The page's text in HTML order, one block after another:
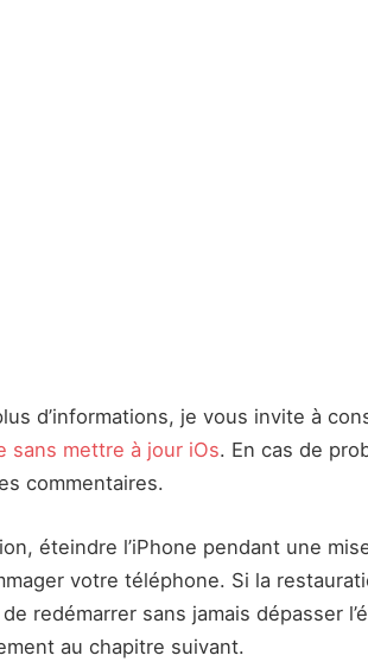
d’informations, je vous invite à
sans mettre à jour iOs. En cas de
commentaires.
éteindre l’iPhone pendant une
votre téléphone. Si la
redémarrer sans jamais dépasser
au chapitre suivant.